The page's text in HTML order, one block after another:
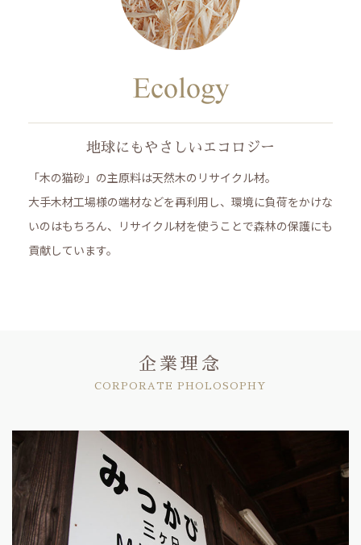
地球にもやさしいエコロジー
「木の猫砂」の主原料は天然木のリサイクル材。
大手木材工場様の端材などを再利用し、環境に負荷をかけな
いのはもちろん、リサイクル材を使うことで森林の保護にも
貢献しています。
企業理念
CORPORATE PHOLOSOPHY